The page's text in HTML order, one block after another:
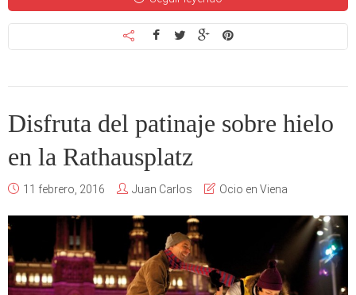
Disfruta del patinaje sobre hielo
en la Rathausplatz
11 febrero, 2016 Juan Carlos Ocio en Viena